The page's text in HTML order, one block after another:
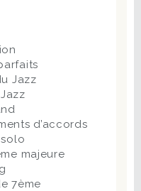
Jazz
d’accords
majeure
7ème